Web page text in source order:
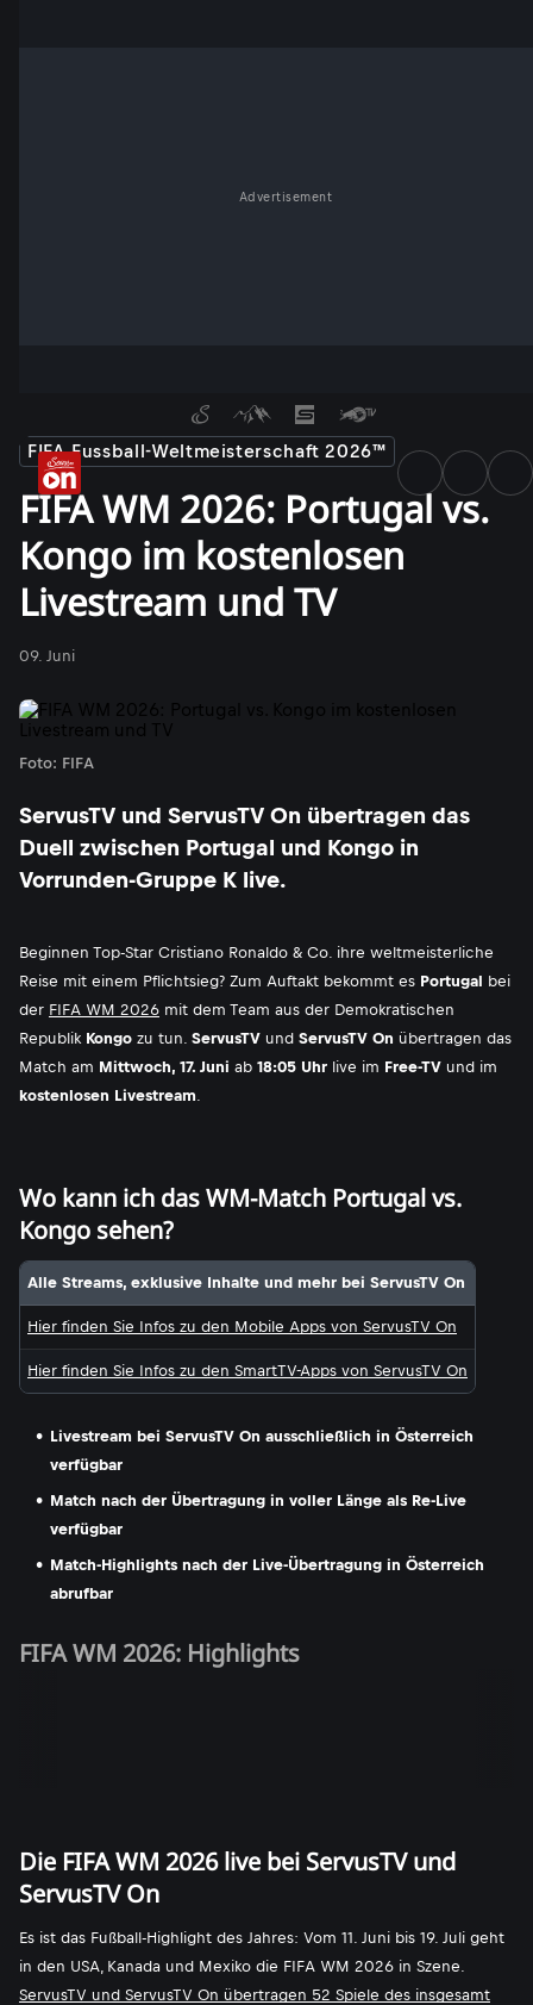
Advertisement
FIFA Fussball-Weltmeisterschaft 2026™
FIFA WM 2026: Portugal vs.
Kongo im kostenlosen
Livestream und TV
09. Juni
Foto: FIFA
ServusTV und ServusTV On übertragen das
Duell zwischen Portugal und Kongo in
Vorrunden-Gruppe K live.
Beginnen Top-Star Cristiano Ronaldo & Co. ihre weltmeisterliche
Reise mit einem Pflichtsieg? Zum Auftakt bekommt es Portugal bei
der FIFA WM 2026 mit dem Team aus der Demokratischen
Republik Kongo zu tun. ServusTV und ServusTV On übertragen das
Match am Mittwoch, 17. Juni ab 18:05 Uhr live im Free-TV und im
kostenlosen Livestream.
Wo kann ich das WM-Match Portugal vs.
Kongo sehen?
Alle Streams, exklusive Inhalte und mehr bei ServusTV On
Hier finden Sie Infos zu den Mobile Apps von ServusTV On
Hier finden Sie Infos zu den SmartTV-Apps von ServusTV On
Livestream bei ServusTV On ausschließlich in Österreich
verfügbar
Match nach der Übertragung in voller Länge als Re-Live
verfügbar
Match-Highlights nach der Live-Übertragung in Österreich
abrufbar
FIFA WM 2026: Highlights
Die FIFA WM 2026 live bei ServusTV und
ServusTV On
Es ist das Fußball-Highlight des Jahres: Vom 11. Juni bis 19. Juli geht
in den USA, Kanada und Mexiko die FIFA WM 2026 in Szene.
ServusTV und ServusTV On übertragen 52 Spiele des insgesamt